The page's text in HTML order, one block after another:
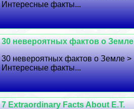
Интересные факты...
30 невероятных фактов о Земле
30 невероятных фактов о Земле >
Интересные факты...
7 Extraordinary Facts About E.T.